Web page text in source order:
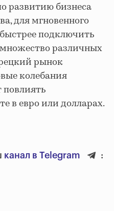
развитию бизнеса
для мгновенного
подключить
различных
рынок
колебания
повлиять
в евро или долларах.
канал в Telegram
: